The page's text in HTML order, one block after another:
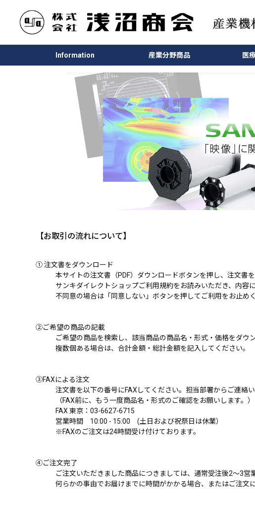
Information 産業分野商品 医
【お取引の流れについて】
① 注文書をダウンロード
本サイトの注文書（PDF）ダウンロードボタンを押し、注文書
サンキダイレクトショップご利用規約をお読みいただき、内容
不同意の場合は「同意しない」ボタンを押してご利用をお止めく
②ご希望の商品の記載
ご希望の商品を検索し、該当商品の商品名・形式・価格をダウ
複数個ある場合は、合計金額・総計金額を記入してください。
③FAXによる注文
注文書を以下の番号にFAXしてください。担当部署からご連絡い
（FAX前に、もう一度商品名・形式のご確認をお願いします。）
FAX 東京： 03-6627-6715
営業時間 10:00 - 15:00 (土日および祝祭日は休業）
※FAXのご注文は24時間受け付けております。
④ご注文完了
ご注文いただきました商品につきましては、通常受注後2～3営
何らかの事由でお届けまでに時間がかかる場合、またはご注文